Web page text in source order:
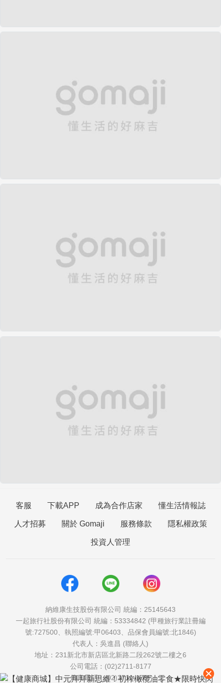
客服 下載APP 成為合作店家 懂生活情報誌
人才招募 關於 Gomaji 服務條款 隱私權政策
投資人管理
納維康生技股份有限公司 統編：25145643
一起旅行社股份有限公司 統編：53334842 (甲種旅行業註冊編
號:727500、執照編號:甲06403、品保會員編號:北1846)
代表人：吳進昌 (聯絡人)
地址：231新北市新店區北新路二段262號二樓之6
公司電話：(02)2711-8177
傳真電話：(02)2711-1757